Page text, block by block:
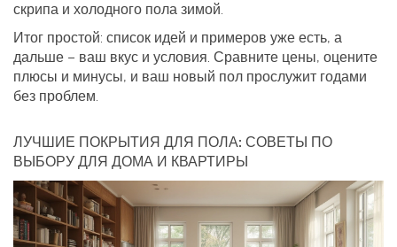
скрипа и холодного пола зимой.
Итог простой: список идей и примеров уже есть, а
дальше – ваш вкус и условия. Сравните цены, оцените
плюсы и минусы, и ваш новый пол прослужит годами
без проблем.
ЛУЧШИЕ ПОКРЫТИЯ ДЛЯ ПОЛА: СОВЕТЫ ПО
ВЫБОРУ ДЛЯ ДОМА И КВАРТИРЫ